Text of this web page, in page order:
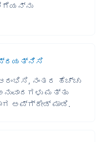
ನಂತರ ಹೆಚ್ಚು
ಮತ್ತು
ಅಪ್‌ಗ್ರೇಡ್ ಮಾಡಿ.